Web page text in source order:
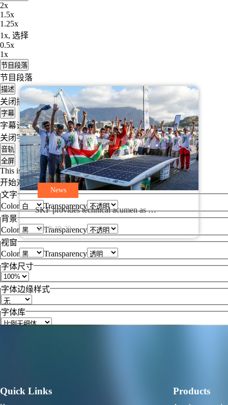
2x
1.5x
1.25x
1x, 选择
0.5x
1x
节目段落
节目段落
描述
关闭描述 , 选择
字幕
字幕设定, 开启字幕设置弹窗
关闭字幕, 选择
音轨
全屏
This is a modal window.
开始对话视窗。离开会取消及关闭视窗
文字
Color
Transparency
背景
Color
Transparency
视窗
Color
Transparency
字体尺寸
字体边缘样式
字体库
News
SKF provides technical acumen as …
2018-10-29
Quick Links Products